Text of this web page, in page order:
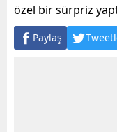
özel bir sürpriz
Paylaş